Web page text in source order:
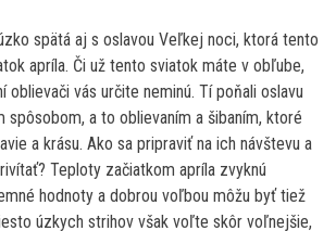
spätá aj s oslavou Veľkej noci, ktorá tento
apríla. Či už tento sviatok máte v obľube,
oblievači vás určite neminú. Tí poňali oslavu
spôsobom, a to oblievaním a šibaním, ktoré
a krásu. Ako sa pripraviť na ich návštevu a
Teploty začiatkom apríla zvyknú
hodnoty a dobrou voľbou môžu byť tiež
úzkych strihov však voľte skôr voľnejšie,